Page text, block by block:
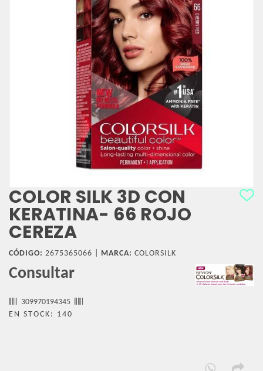
COLOR SILK 3D CON
KERATINA- 66 ROJO
CEREZA
CÓDIGO: 2675365066 | MARCA: COLORSILK
Consultar
309970194345
EN STOCK: 140